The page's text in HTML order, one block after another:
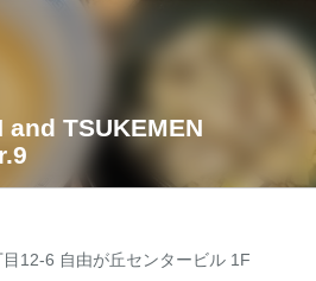
and TSUKEMEN
12-6 自由が丘センタービル 1F